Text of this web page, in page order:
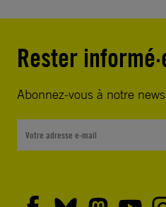
Rester
Abonnez-vous à notre